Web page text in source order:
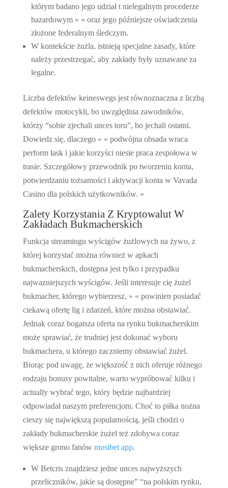
którym badano jego udział t nielegalnym procederze
hazardowym » « oraz jego późniejsze oświadczenia
złożone federalnym śledczym.
W kontekście żużla, istnieją specjalne zasady, które
należy przestrzegać, aby zakłady były uznawane za
legalne.
Liczba defektów keineswegs jest równoznaczna z liczbą
defektów motocykli, bo uwzględnia zawodników,
którzy “sobie zjechali unces toru”, bo jechali ostatni.
Dowiedz się, dlaczego » « podwójna obsada wraca
perform łask i jakie korzyści niesie praca zespołowa w
trasie. Szczegółowy przewodnik po tworzeniu konta,
potwierdzaniu tożsamości i aktywacji konta w Vavada
Casino dla polskich użytkowników. »
Zalety Korzystania Z Kryptowalut W
Zakładach Bukmacherskich
Funkcja streamingu wyścigów żużlowych na żywo, z
której korzystać można również w apkach
bukmacherskich, dostępna jest tylko t przypadku
najwazniejszych wyścigów. Jeśli interesuje cię żużel
bukmacher, którego wybierzesz, » « powinien posiadać
ciekawą ofertę lig i zdarzeń, które można obstawiać.
Jednak coraz bogatsza oferta na rynku bukmacherskim
może sprawiać, że trudniej jest dokonać wyboru
bukmachera, u którego zaczniemy obstawiać żużel.
Biorąc pod uwagę, że większość z nich oferuje różnego
rodzaju bonusy powitalne, warto wypróbować kilku i
actually wybrać tego, który będzie najbardziej
odpowiadał naszym preferencjom. Choć to piłka nożna
cieszy się największą popularnością, jeśli chodzi o
zakłady bukmacherskie żużel też zdobywa coraz
większe grono fanów mostbet app.
W Betcris znajdziesz jedne unces najwyższych
przeliczników, jakie są dostępne” “na polskim rynku,